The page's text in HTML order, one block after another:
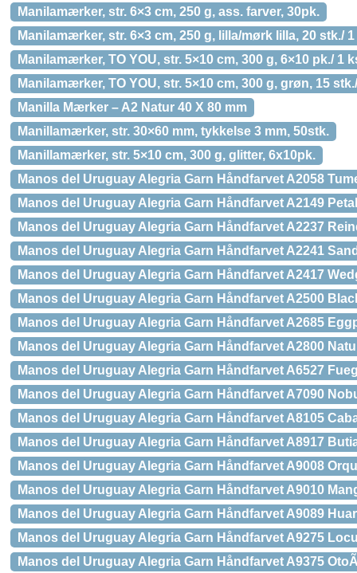
Manilamærker, str. 6×3 cm, 250 g, ass. farver, 30pk.
Manilamærker, str. 6×3 cm, 250 g, lilla/mørk lilla, 20 stk./
Manilamærker, TO YOU, str. 5×10 cm, 300 g, 6×10 pk./ 1
Manilamærker, TO YOU, str. 5×10 cm, 300 g, grøn, 15
Manilla Mærker – A2 Natur 40 X 80 mm
Manillamærker, str. 30×60 mm, tykkelse 3 mm, 50stk.
Manillamærker, str. 5×10 cm, 300 g, glitter, 6x10pk.
Manos del Uruguay Alegria Garn Håndfarvet A2058
Manos del Uruguay Alegria Garn Håndfarvet A2149 Petal
Manos del Uruguay Alegria Garn Håndfarvet A2237
Manos del Uruguay Alegria Garn Håndfarvet A2241
Manos del Uruguay Alegria Garn Håndfarvet A2417
Manos del Uruguay Alegria Garn Håndfarvet A2500
Manos del Uruguay Alegria Garn Håndfarvet A2685
Manos del Uruguay Alegria Garn Håndfarvet A2800
Manos del Uruguay Alegria Garn Håndfarvet A6527
Manos del Uruguay Alegria Garn Håndfarvet A7090
Manos del Uruguay Alegria Garn Håndfarvet A8105
Manos del Uruguay Alegria Garn Håndfarvet A8917
Manos del Uruguay Alegria Garn Håndfarvet A9008
Manos del Uruguay Alegria Garn Håndfarvet A9010
Manos del Uruguay Alegria Garn Håndfarvet A9089
Manos del Uruguay Alegria Garn Håndfarvet A9275
Manos del Uruguay Alegria Garn Håndfarvet A9375